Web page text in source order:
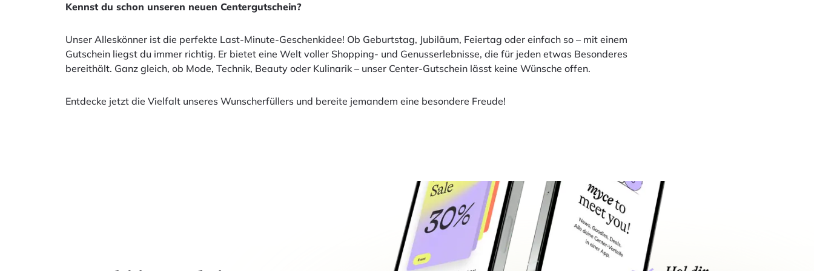
Kennst du schon unseren neuen Centergutschein?
Unser Alleskönner ist die perfekte Last-Minute-Geschenkidee! Ob Geburtstag, Jubiläum, Feiertag oder einfach so – mit einem
Gutschein liegst du immer richtig. Er bietet eine Welt voller Shopping- und Genusserlebnisse, die für jeden etwas Besonderes
bereithält. Ganz gleich, ob Mode, Technik, Beauty oder Kulinarik – unser Center-Gutschein lässt keine Wünsche offen.
Entdecke jetzt die Vielfalt unseres Wunscherfüllers und bereite jemandem eine besondere Freude!